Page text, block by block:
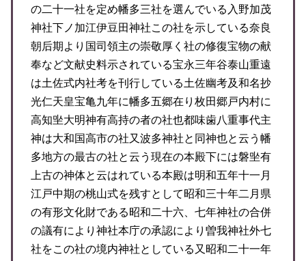
の二十一社を定め幡多三社を選んでいる入野加茂
神社下ノ加江伊豆田神社この社を示している奈良
朝后期より国司領主の崇敬厚く社の修復宝物の献
奉など文献史料示されている宝永三年谷泰山重遠
は土佐式内社考を刊行している土佐幽考及和名抄
光仁天皇宝亀九年に幡多五郷在り枚田郷戸内村に
高知㘴大明神有高持の者の社也都味歯八重事代主
神は大和国高市の社又波多神社と同神也と云う幡
多地方の最古の社と云う現在の本殿下には磐㘴有
上古の神体と云はれている本殿は明和五年十一月
江戸中期の桃山式を残すとして昭和三十年二月県
の有形文化財である昭和二十六、七年神社の合併
の議有により神社本庁の承認により曽我神社外七
社をこの社の境内神社としている又昭和二十一年